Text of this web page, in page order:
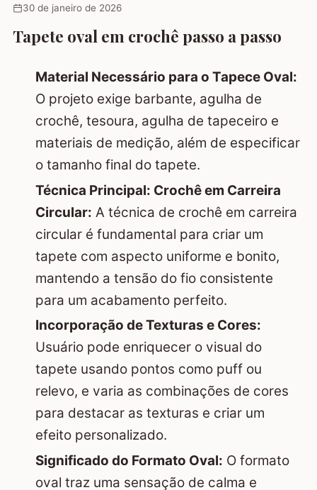
30 de janeiro de 2026
Tapete oval em crochê passo a passo
Material Necessário para o Tapece Oval:
O projeto exige barbante, agulha de
crochê, tesoura, agulha de tapeceiro e
materiais de medição, além de especificar
o tamanho final do tapete.
Técnica Principal: Crochê em Carreira
Circular: A técnica de crochê em carreira
circular é fundamental para criar um
tapete com aspecto uniforme e bonito,
mantendo a tensão do fio consistente
para um acabamento perfeito.
Incorporação de Texturas e Cores:
Usuário pode enriquecer o visual do
tapete usando pontos como puff ou
relevo, e varia as combinações de cores
para destacar as texturas e criar um
efeito personalizado.
Significado do Formato Oval: O formato
oval traz uma sensação de calma e